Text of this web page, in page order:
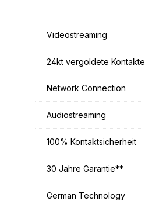
Videostreaming
24kt vergoldete Kontakte
Network Connection
Audiostreaming
100% Kontaktsicherheit
30 Jahre Garantie**
German Technology